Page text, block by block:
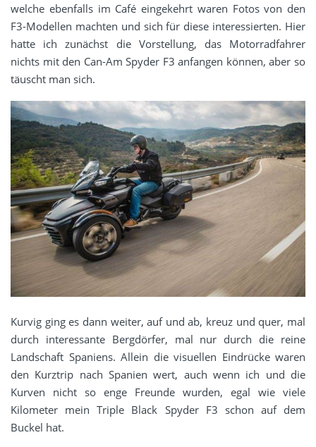
welche ebenfalls im Café eingekehrt waren Fotos von den
F3-Modellen machten und sich für diese interessierten. Hier
hatte ich zunächst die Vorstellung, das Motorradfahrer
nichts mit den Can-Am Spyder F3 anfangen können, aber so
täuscht man sich.
Kurvig ging es dann weiter, auf und ab, kreuz und quer, mal
durch interessante Bergdörfer, mal nur durch die reine
Landschaft Spaniens. Allein die visuellen Eindrücke waren
den Kurztrip nach Spanien wert, auch wenn ich und die
Kurven nicht so enge Freunde wurden, egal wie viele
Kilometer mein Triple Black Spyder F3 schon auf dem
Buckel hat.